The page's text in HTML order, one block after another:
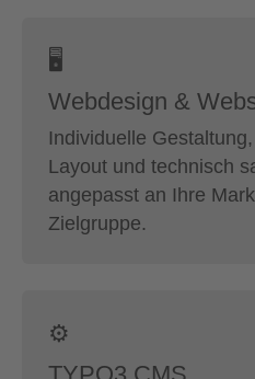
🖥
Webdesign &
Individuelle
Layout und technisch
angepasst an Ihre
Zielgruppe.
⚙️